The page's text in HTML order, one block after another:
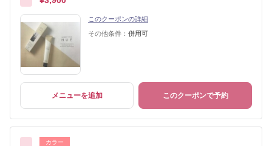
このクーポンの詳細
その他条件： 併用可
メニューを追加 このクーポンで予約
カラー